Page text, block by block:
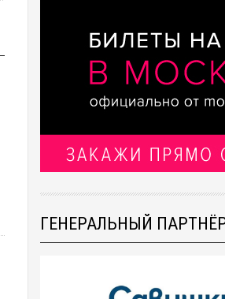
ГЕНЕРАЛЬНЫЙ